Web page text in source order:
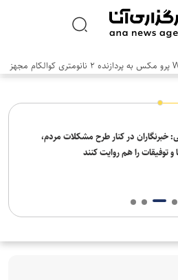
خبرنگاران در کنار طرح مشکلات مردم،
و توفیقات را هم روایت کنند